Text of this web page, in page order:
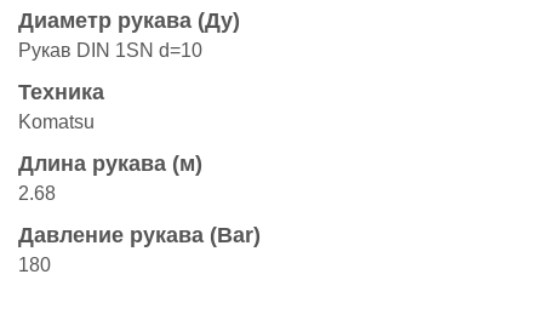
Диаметр рукава (Ду)
Рукав DIN 1SN d=10
Техника
Komatsu
Длина рукава (м)
2.68
Давление рукава (Bar)
180